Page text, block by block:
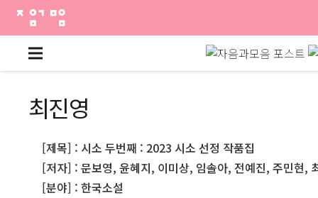
최진영
[제목] : 시소 두번째 : 2023 시소 선정 작품집
[저자] : 문보영, 윤혜지, 이미상, 임솔아, 전예진, 주민현,
[분야] : 한국소설